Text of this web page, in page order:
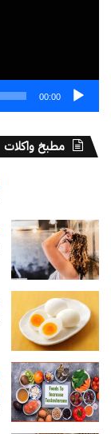
00:00
مطبخ واكلات